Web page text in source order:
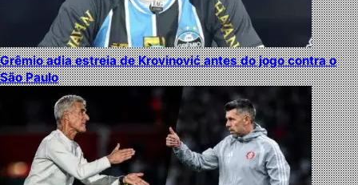
Grêmio adia estreia de Krovinović antes do jogo contra o
São Paulo